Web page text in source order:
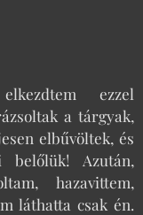
ezzel
a tárgyak,
elbűvöltek, és
Azután,
hazavittem,
láthatta csak én.